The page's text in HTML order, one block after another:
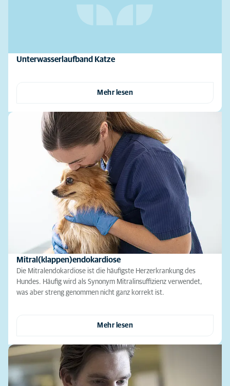
Unterwasserlaufband Katze
Mehr lesen
Mitral(klappen)endokardiose
Die Mitralendokardiose ist die häufigste Herzerkrankung des
Hundes. Häufig wird als Synonym Mitralinsuffizienz verwendet,
was aber streng genommen nicht ganz korrekt ist.
Mehr lesen